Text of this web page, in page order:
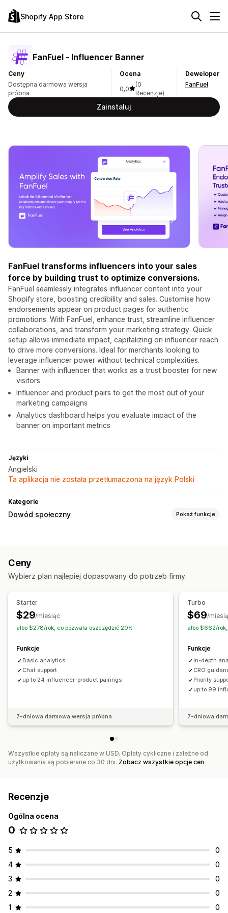
Shopify App Store
FanFuel ‑ Influencer Banner
Ceny
Dostępna darmowa wersja
próbna
Ocena
0,0
(0
Recenzje)
Deweloper
FanFuel
Zainstaluj
FanFuel transforms influencers into your sales
force by building trust to optimize conversions.
FanFuel seamlessly integrates influencer content into your
Shopify store, boosting credibility and sales. Customise how
endorsements appear on product pages for authentic
promotions. With FanFuel, enhance trust, streamline influencer
collaborations, and transform your marketing strategy. Quick
setup allows immediate impact, capitalizing on influencer reach
to drive more conversions. Ideal for merchants looking to
leverage influencer power without technical complexities.
Banner with influencer that works as a trust booster for new
visitors
Influencer and product pairs to get the most out of your
marketing campaigns
Analytics dashboard helps you evaluate impact of the
banner on important metrics
Języki
Angielski
Ta aplikacja nie została przetłumaczona na język Polski
Kategorie
Dowód społeczny Pokaż funkcje
Opcje wyświetlania
Analizy
Śledzenie zaangażowania Śledzenie konwersji
Ceny
Wybierz plan najlepiej dopasowany do potrzeb firmy.
Starter
$29/miesiąc
albo $278/rok, co pozwala oszczędzić 20%
Funkcje
Basic analytics
Chat support
up to 24 influencer-product pairings
7-dniowa darmowa wersja próbna
Turbo
$69/
albo $662/
Funkcje
In-depth
CRO
Priority
up to 99
7-dniowa
Wszystkie opłaty są naliczane w USD. Opłaty cykliczne i zależne od
użytkowania są pobierane co 30 dni. Zobacz wszystkie opcje cen
Recenzje
Ogólna ocena
0
5
0
4
0
3
0
2
0
1
0